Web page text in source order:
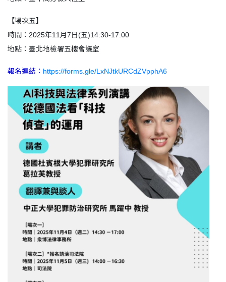
【場次五】
時間：2025年11月7日(五)14:30-17:00
地點：臺北地檢署五樓會議室
報名連結： https://forms.gle/LxNJtkURCdZVpphA6